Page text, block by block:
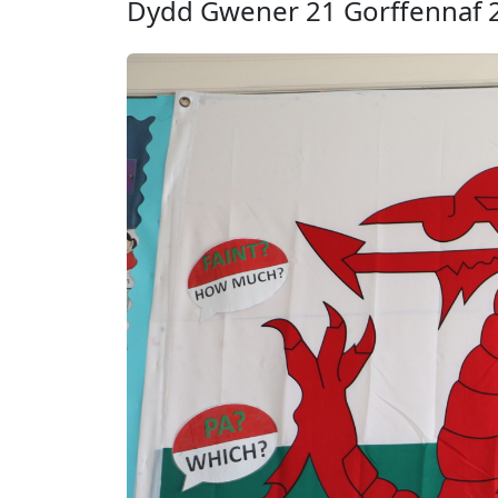
Dydd Gwener 21 Gorffennaf